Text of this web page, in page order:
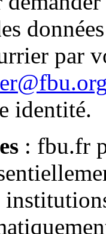
par
identité.
: fbu.fr